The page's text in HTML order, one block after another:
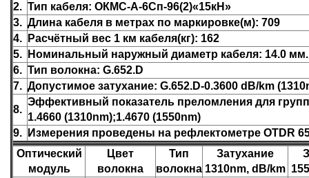
2. Тип кабеля: ОКМС-А-6Сп-96(2)«15кН»
3. Длина кабеля в метрах по маркировке(м): 709
4.
Расчётный вес 1 км кабеля(кг): 162
5.
Номинальный наружный диаметр кабеля: 14.0 мм.
6. Тип волокна: G.652.D
7. Допустимое затухание: G.652.D-0.3600 dB/km
8.
Эффективный показатель преломления для
1.4660 (1310nm);1.4670 (1550nm)
9.
Измерения проведены на рефлектометре OTDR
Оптический
модуль
Цвет
волокна
Тип
волокна
Затухание
1310nm, dB/km